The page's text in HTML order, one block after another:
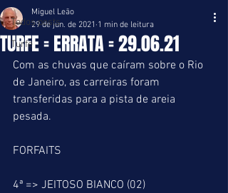
Todos posts
Turfe
TURFE = ERRATA = 29.06.21
Miguel Leão
29 de jun. de 2021 1 min de leitura
Com as chuvas que caíram sobre o Rio
de Janeiro, as carreiras foram
transferidas para a pista de areia
pesada.
FORFAITS
4ª => JEITOSO BIANCO (02)